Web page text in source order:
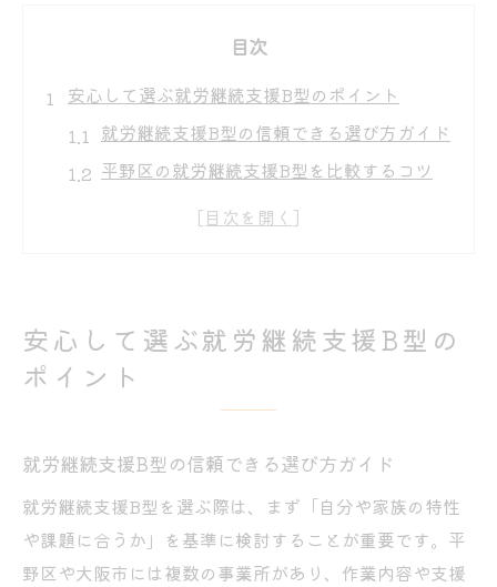
目次
安心して選ぶ就労継続支援B型のポイント
就労継続支援B型の信頼できる選び方ガイド
平野区の就労継続支援B型を比較するコツ
大阪市で安心できる就労継続支援B型の特徴
家族で話し合う就労支援B型の活用法
家族で考える就労継続支援B型の利用メリッ
就労継続支援B型利用時の家族のサポート方
法
家族相談で解決する就労継続支援B型の疑問
日常の悩みに寄り添う就労継続支援B型の活
安心して選ぶ就労継続支援B型の
ポイント
就労継続支援B型の信頼できる選び方ガイド
就労継続支援B型を選ぶ際は、まず「自分や家族の特性
や課題に合うか」を基準に検討することが重要です。平
野区や大阪市には複数の事業所があり、作業内容や支援